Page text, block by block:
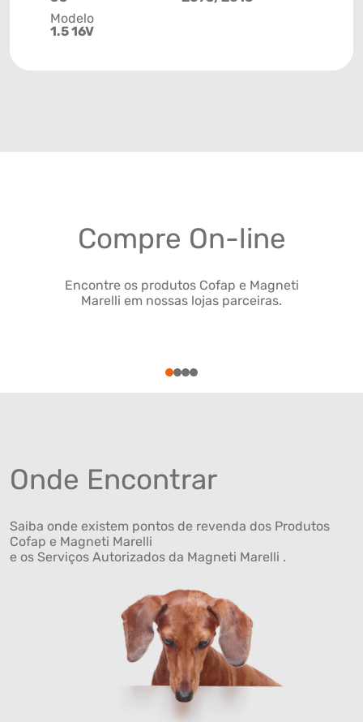
Modelo
1.5 16V
Compre On-line
Encontre os produtos Cofap e Magneti
Marelli em nossas lojas parceiras.
1234
Onde Encontrar
Saiba onde existem pontos de revenda dos Produtos
Cofap e Magneti Marelli
e os Serviços Autorizados da Magneti Marelli .